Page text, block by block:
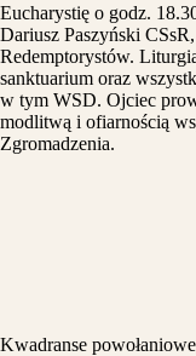
Eucharystię o godz.
Dariusz Paszyński
Redemptorystów.
sanktuarium oraz
w tym WSD. Ojciec
modlitwą i ofiarnością
Zgromadzenia.
Kwadranse